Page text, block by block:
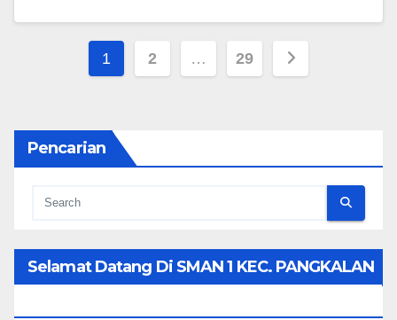
Posts
1 2 … 29
Pencarian
Selamat Datang Di SMAN 1 KEC. PANGKALAN